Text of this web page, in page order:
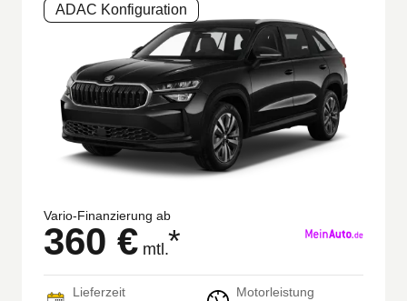
ADAC Konfiguration
Vario-Finanzierung ab
360 € mtl.*
Lieferzeit Motorleistung